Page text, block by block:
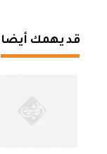
قد يهمك أيضا